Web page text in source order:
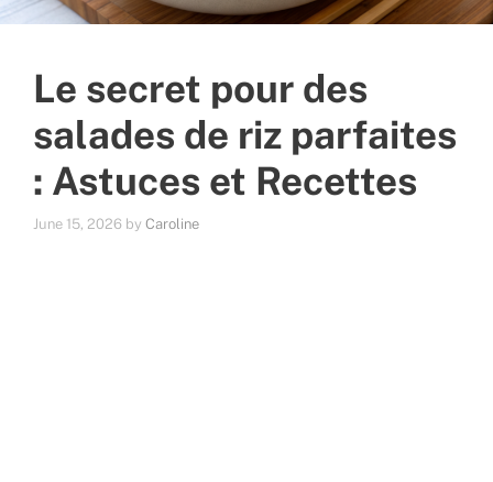
Le secret pour des
salades de riz parfaites
: Astuces et Recettes
June 15, 2026 by Caroline